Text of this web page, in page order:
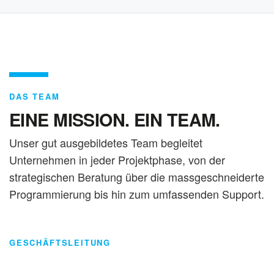
DAS TEAM
EINE MISSION. EIN TEAM.
Unser gut ausgebildetes Team begleitet
Unternehmen in jeder Projektphase, von der
strategischen Beratung über die massgeschneiderte
Programmierung bis hin zum umfassenden Support.
GESCHÄFTSLEITUNG